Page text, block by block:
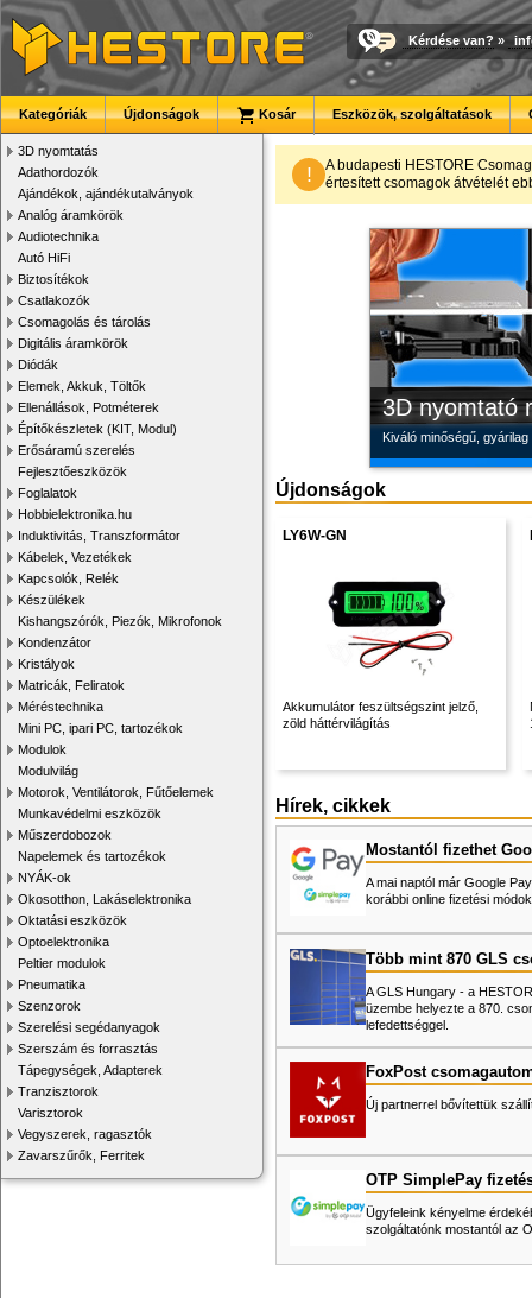
Kérdése van? »
Kategóriák Újdonságok Kosár Eszközök, szolgáltatások
3D nyomtatás
Adathordozók
Ajándékok, ajándékutalványok
Analóg áramkörök
Audiotechnika
Autó HiFi
Biztosítékok
Csatlakozók
Csomagolás és tárolás
Digitális áramkörök
Diódák
Elemek, Akkuk, Töltők
Ellenállások, Potméterek
Építőkészletek (KIT, Modul)
Erősáramú szerelés
Fejlesztőeszközök
Foglalatok
Hobbielektronika.hu
Induktivitás, Transzformátor
Kábelek, Vezetékek
Kapcsolók, Relék
Készülékek
Kishangszórók, Piezók, Mikrofonok
Kondenzátor
Kristályok
Matricák, Feliratok
Méréstechnika
Mini PC, ipari PC, tartozékok
Modulok
Modulvilág
Motorok, Ventilátorok, Fűtőelemek
Munkavédelmi eszközök
Műszerdobozok
Napelemek és tartozékok
NYÁK-ok
Okosotthon, Lakáselektronika
Oktatási eszközök
Optoelektronika
Peltier modulok
Pneumatika
Szenzorok
Szerelési segédanyagok
Szerszám és forrasztás
Tápegységek, Adapterek
Tranzisztorok
Varisztorok
Vegyszerek, ragasztók
Zavarszűrők, Ferritek
!
A budapesti HESTORE
értesített csomagok átvételét
3D nyomtató
Kiváló minőségű,
Modulvilág
Fejlesztés, szórakozás
Új PLA
Kiváló árfekvésű, sok
Megbízható
Új, modern
Újdonságok
LY6W-GN
Akkumulátor feszültségszint jelző,
zöld háttérvilágítás
Hírek, cikkek
Mostantól fizethet
A mai naptól már Google
korábbi online fizetési
Több mint 870 GLS
A GLS Hungary - a
üzembe helyezte a 870.
lefedettséggel.
FoxPost
Új partnerrel bővítettük
OTP SimplePay
Ügyfeleink kényelme
szolgáltatónk mostantól az